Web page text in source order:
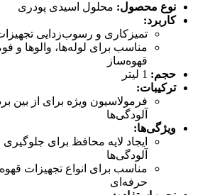
نوع محصول: محلول اسیدی پودری
کاربرد:
تمیزکاری و رسوب‌زدایی
مناسب برای لوله‌ها، والوها و
قهوه‌ساز
حجم:
ترکیبات:
فرمولاسیون ویژه برای از بین
آلودگی‌ها
ویژگی‌ها:
ایجاد لایه محافظ برای
آلودگی‌ها
مناسب برای انواع تجهیزات
حرفه‌ای